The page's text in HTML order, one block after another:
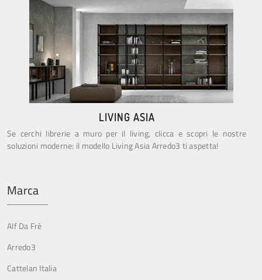
LIVING ASIA
Se cerchi librerie a muro per il living, clicca e scopri le nostre
soluzioni moderne: il modello Living Asia Arredo3 ti aspetta!
Marca
Alf Da Frè
Arredo3
Cattelan Italia